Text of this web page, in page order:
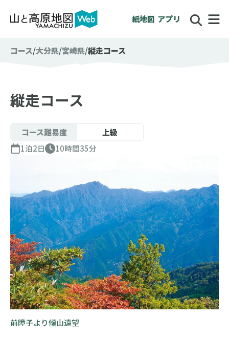
紙地図 アプリ
コース 大分県 宮崎県 縦走コース
縦走コース
コース難易度
上級
1泊2日
10時間35分
前障子より傾山遠望